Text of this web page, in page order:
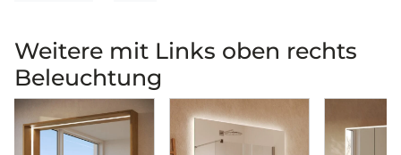
Weitere mit Links oben rechts
Beleuchtung